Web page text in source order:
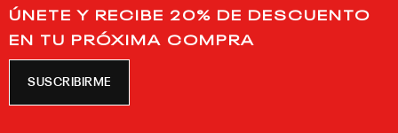
ÚNETE Y RECIBE 20% DE DESCUENTO
EN TU PRÓXIMA COMPRA
SUSCRIBIRME